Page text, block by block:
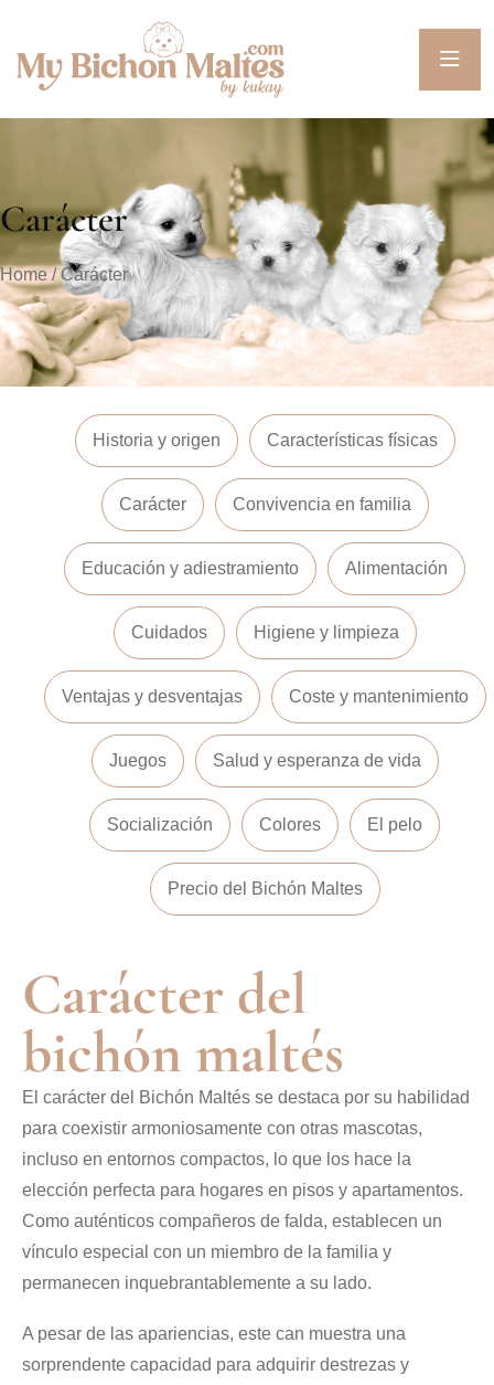
Carácter
Home/ Carácter
Historia y origen Características físicas
Carácter Convivencia en familia
Educación y adiestramiento Alimentación
Cuidados Higiene y limpieza
Ventajas y desventajas Coste y mantenimiento
Juegos Salud y esperanza de vida
Socialización Colores El pelo
Precio del Bichón Maltes
Carácter del
bichón maltés
El carácter del Bichón Maltés se destaca por su habilidad
para coexistir armoniosamente con otras mascotas,
incluso en entornos compactos, lo que los hace la
elección perfecta para hogares en pisos y apartamentos.
Como auténticos compañeros de falda, establecen un
vínculo especial con un miembro de la familia y
permanecen inquebrantablemente a su lado.
A pesar de las apariencias, este can muestra una
sorprendente capacidad para adquirir destrezas y